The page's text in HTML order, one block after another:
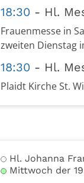
18:30 Hl.
Frauenmesse in
zweiten Dienstag
18:30 Hl.
Plaidt Kirche St.
Hl. Johanna
Mittwoch der